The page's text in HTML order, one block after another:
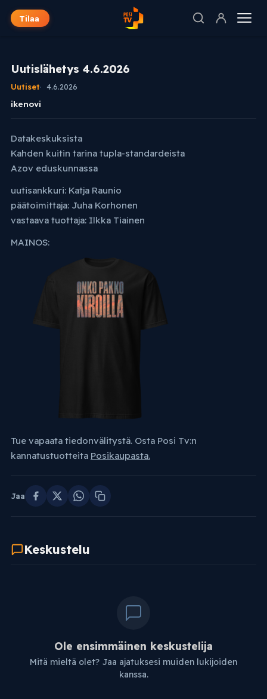
Tilaa
Uutislähetys 4.6.2026
Uutiset 4.6.2026
ikenovi
Datakeskuksista
Kahden kuitin tarina tupla-standardeista
Azov eduskunnassa
uutisankkuri: Katja Raunio
päätoimittaja: Juha Korhonen
vastaava tuottaja: Ilkka Tiainen
MAINOS:
Tue vapaata tiedonvälitystä. Osta Posi Tv:n
kannatustuotteita Posikaupasta.
Jaa
Keskustelu
Ole ensimmäinen keskustelija
Mitä mieltä olet? Jaa ajatuksesi muiden lukijoiden
kanssa.